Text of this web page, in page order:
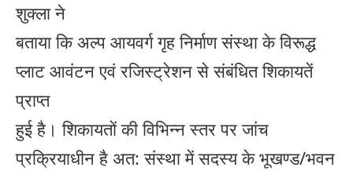
शुक्ला ने
बताया कि अल्प आयवर्ग गृह निर्माण संस्था के विरूद्ध
प्लाट आवंटन एवं रजिस्ट्रेशन से संबंधित शिकायतें
प्राप्त
हुई है। शिकायतों की विभिन्न स्तर पर जांच
प्रक्रियाधीन है अत: संस्था में सदस्य के भूखण्ड/भवन